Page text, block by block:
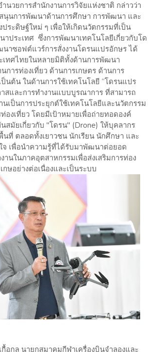
นวยการสำนักงานการวิจัยแห่งชาติ กล่าวว่า
นุนการพัฒนาด้านการศึกษา การพัฒนา และ
ประดิษฐ์ใหม่ ๆ เพื่อให้เกิดนวัตกรรมที่เป็น
ประเทศ ซึ่งการพัฒนาเทคโนโลยีเกี่ยวกับโด
าซอฟต์แวร์การสั่งงานโดรนแปรอักษร ได้
เทศไทยในหลายมิติทั้งด้านการพัฒนา
การท่องเที่ยว ด้านการเกษตร ด้านการ
นต้น ในด้านการใช้เทคโนโลยี “โดรนแปร
สและการทำงานแบบบูรณาการ ที่สามารถ
นเป็นการประยุกต์ใช้เทคโนโลยีและนวัตกรรม
องเที่ยว โดยมีเป้าหมายเพื่อถ่ายทอดองค์
สมัยเกี่ยวกับ "โดรน" (Drone) ให้บุคลากร
นที่ ตลอดทั้งเยาวชน นักเรียน นักศึกษา และ
เพื่อนำความรู้ที่ได้รับมาพัฒนาต่อยอด
านในภาคอุตสาหกรรมเพื่อส่งเสริมการท่อง
กษอย่างต่อเนื่องและเป็นระบบ
อกูล นายกสมาคมกีฬาเครื่องบินจำลองและ